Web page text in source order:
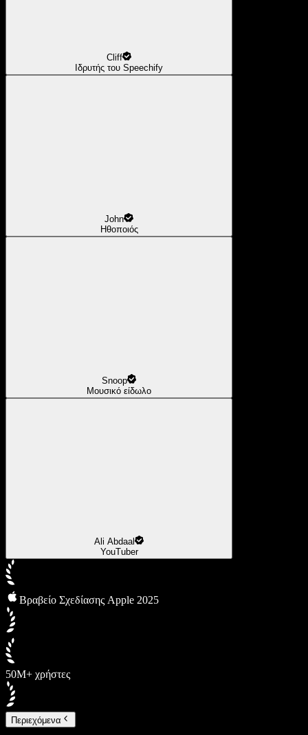
Cliff
Ιδρυτής του Speechify
John
Ηθοποιός
Snoop
Μουσικό είδωλο
Ali Abdaal
YouTuber
Βραβείο Σχεδίασης Apple 2025
50M+ χρήστες
Περιεχόμενα